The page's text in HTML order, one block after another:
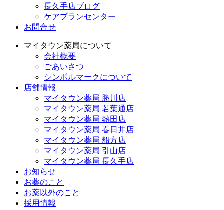
長久手店ブログ
ケアプランセンター
お問合せ
マイタウン薬局について
会社概要
ごあいさつ
シンボルマークについて
店舗情報
マイタウン薬局 勝川店
マイタウン薬局 若葉通店
マイタウン薬局 熱田店
マイタウン薬局 春日井店
マイタウン薬局 船方店
マイタウン薬局 引山店
マイタウン薬局 長久手店
お知らせ
お薬のこと
お薬以外のこと
採用情報